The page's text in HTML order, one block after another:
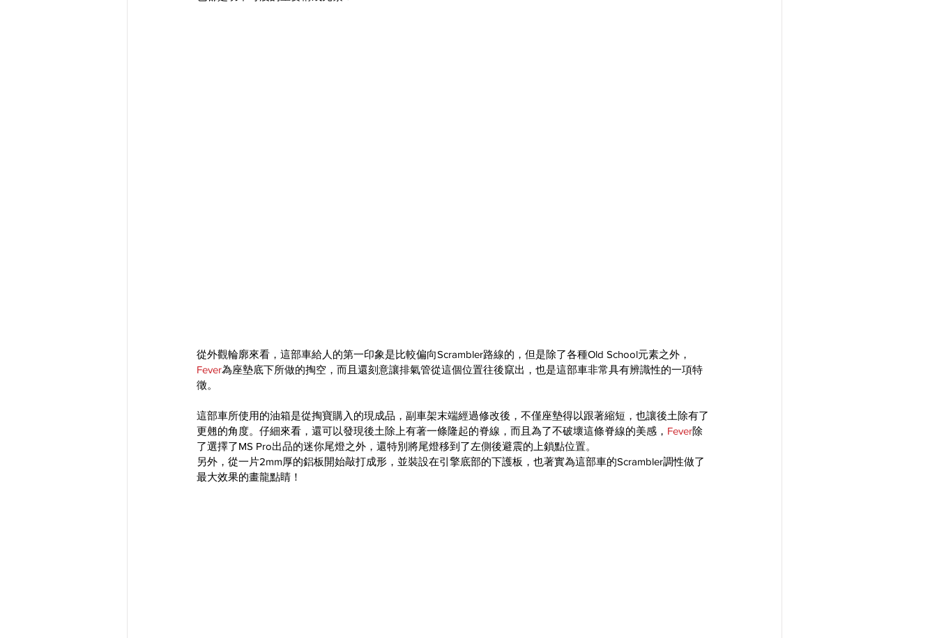
從外觀輪廓來看，這部車給人的第一印象是比較偏向Scrambler路線的，但是除了各種Old School元素之外，
Fever為座墊底下所做的掏空，而且還刻意讓排氣管從這個位置往後竄出，也是這部車非常具有辨識性的一項特
徵。
這部車所使用的油箱是從掏寶購入的現成品，副車架末端經過修改後，不僅座墊得以跟著縮短，也讓後土除有了
更翹的角度。仔細來看，還可以發現後土除上有著一條隆起的脊線，而且為了不破壞這條脊線的美感， Fever除
了選擇了MS Pro出品的迷你尾燈之外，還特別將尾燈移到了左側後避震的上鎖點位置。
另外，從一片2mm厚的鋁板開始敲打成形，並裝設在引擎底部的下護板，也著實為這部車的Scrambler調性做了
最大效果的畫龍點睛！